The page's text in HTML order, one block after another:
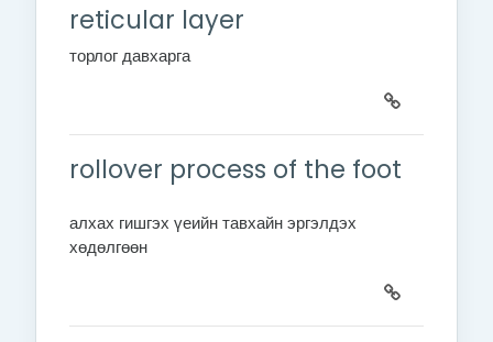
reticular layer
торлог давхарга
rollover process of the foot
алхах гишгэх үеийн тавхайн эргэлдэх
хөдөлгөөн